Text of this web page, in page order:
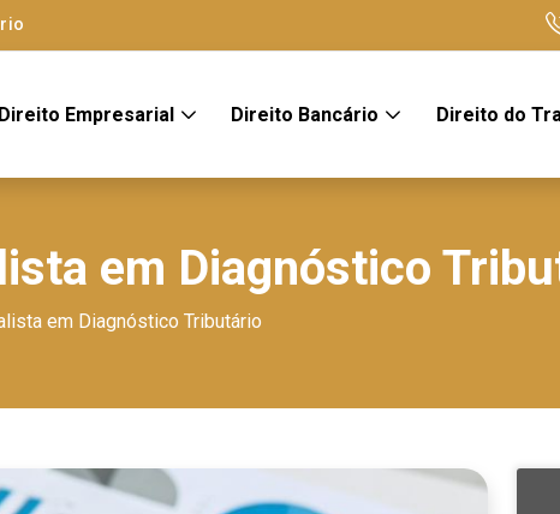
Direito Empresarial Direito Bancário Direito do
em Diagnóstico
em Diagnóstico Tributário